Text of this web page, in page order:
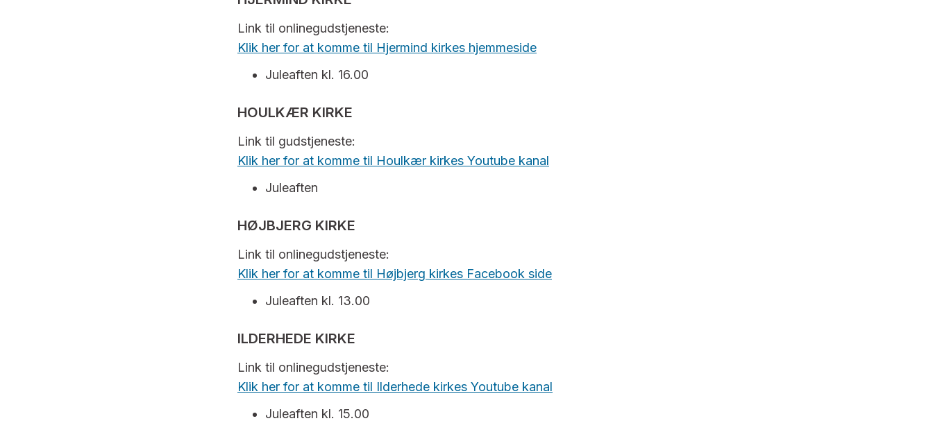
Link til onlinegudstjeneste:
Klik her for at komme til Hjermind kirkes hjemmeside
Juleaften kl. 16.00
HOULKÆR KIRKE
Link til gudstjeneste:
Klik her for at komme til Houlkær kirkes Youtube kanal
Juleaften
HØJBJERG KIRKE
Link til onlinegudstjeneste:
Klik her for at komme til Højbjerg kirkes Facebook side
Juleaften kl. 13.00
ILDERHEDE KIRKE
Link til onlinegudstjeneste:
Klik her for at komme til Ilderhede kirkes Youtube kanal
Juleaften kl. 15.00